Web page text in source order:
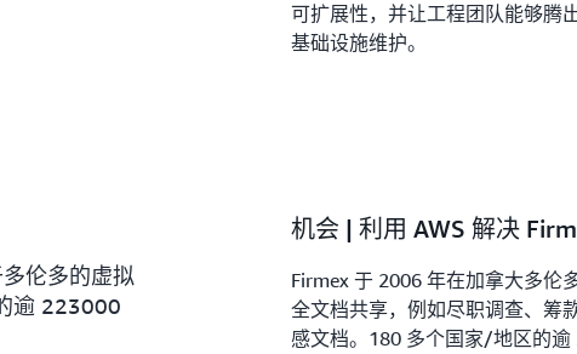
可扩展性，并让工程团队能够腾
基础设施维护。
伦多的虚拟
逾 223000
机会 | 利用 AWS 解决
Firmex 于 2006 年在加拿大多伦
全文档共享，例如尽职调查、筹
感文档。180 多个国家/地区的